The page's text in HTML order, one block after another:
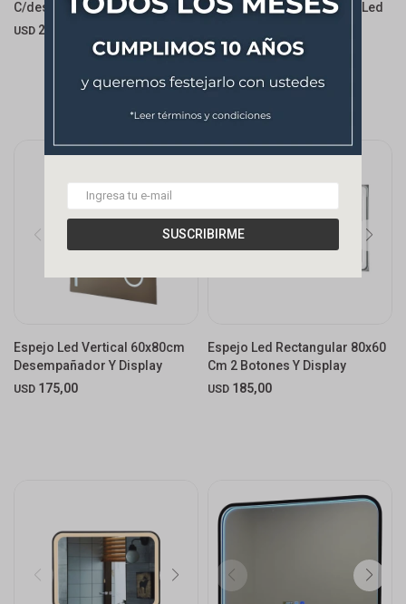
SUSCRIBIRME
C/desempañador
USD 220,00
Con Desempañador Cinta Led
USD 240,00
Espejo Led Vertical 60x80cm
Desempañador Y Display
USD 175,00
Espejo Led Rectangular 80x60
Cm 2 Botones Y Display
USD 185,00